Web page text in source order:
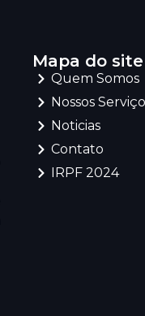
Mapa do site
Quem Somos
Nossos
Noticias
Contato
IRPF 2024